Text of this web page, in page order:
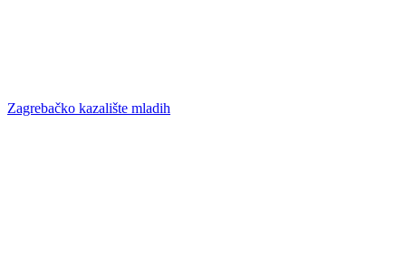
Zagrebačko kazalište mladih